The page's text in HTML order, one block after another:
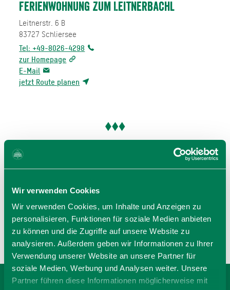
Wir verwenden Cookies
Wir verwenden Cookies, um Inhalte und Anzeigen zu
personalisieren, Funktionen für soziale Medien anbieten
zu können und die Zugriffe auf unsere Website zu
analysieren. Außerdem geben wir Informationen zu Ihrer
Verwendung unserer Website an unsere Partner für
soziale Medien, Werbung und Analysen weiter. Unsere
Partner führen diese Informationen möglicherweise mit
Ferienwohnung Zum Leitnerbachl
Leitnerstr. 6 B
83727 Schliersee
Tel: +49-8026-4298
zur Homepage
E-Mail
jetzt Route planen
BEWERTUNGEN